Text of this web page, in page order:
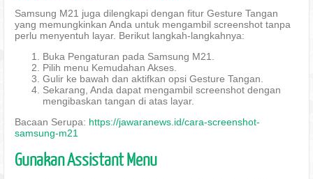
Samsung M21 juga dilengkapi dengan fitur Gesture Tangan
yang memungkinkan Anda untuk mengambil screenshot tanpa
perlu menyentuh layar. Berikut langkah-langkahnya:
Buka Pengaturan pada Samsung M21.
Pilih menu Kemudahan Akses.
Gulir ke bawah dan aktifkan opsi Gesture Tangan.
Sekarang, Anda dapat mengambil screenshot dengan
mengibaskan tangan di atas layar.
Bacaan Serupa: https://jawaranews.id/cara-screenshot-
samsung-m21
Gunakan Assistant Menu